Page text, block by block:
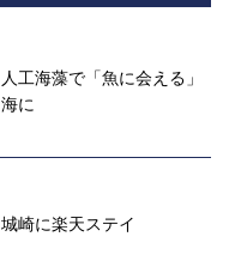
人工海藻で「魚に会える」
海に
城崎に楽天ステイ